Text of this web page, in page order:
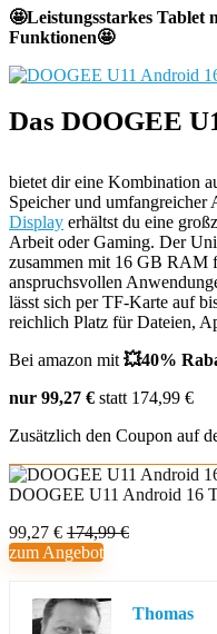
🤩Leistungsstarkes Tablet
Funktionen🤩
Das DOOGEE
bietet dir eine Kombination
Speicher und
Display erhältst du eine
Arbeit oder Gaming. Der
zusammen mit 16 GB RAM
anspruchsvollen
lässt sich per TF-Karte auf
reichlich Platz für Dateien,
Bei amazon mit 💥40%
nur 99,27 € statt 174,99 €
Zusätzlich den Coupon auf
DOOGEE U11 Android 16
99,27 € 174,99 €
zum Angebot
Thomas